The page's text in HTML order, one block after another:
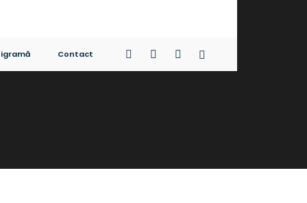
Contact